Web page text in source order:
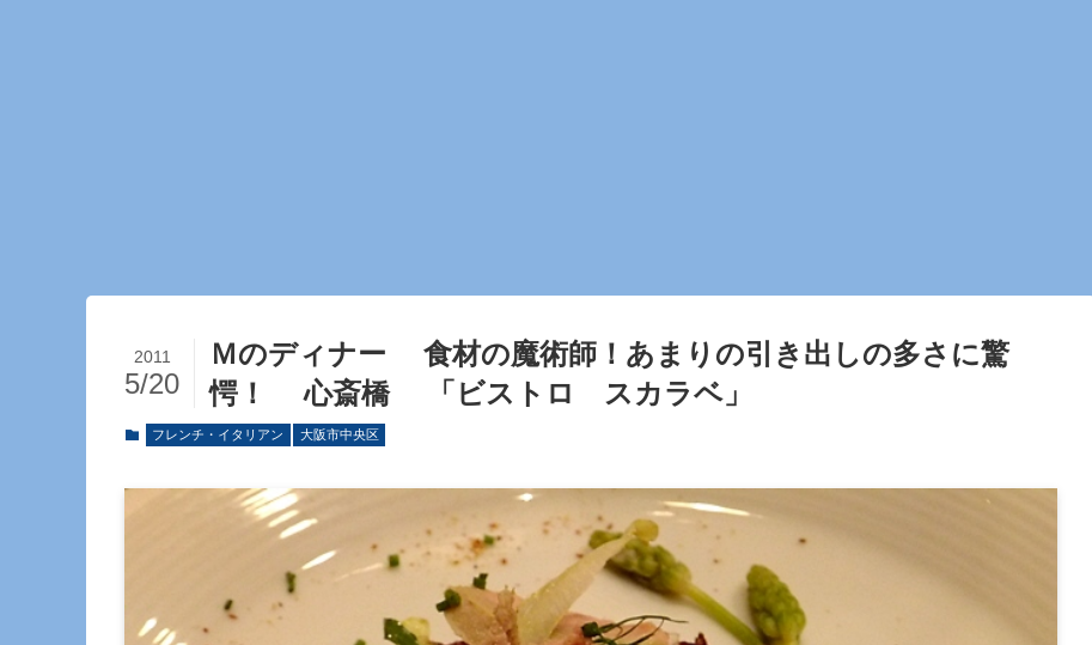
Ｍのディナー 食材の魔術師！あまりの引き出しの多さに驚
愕！ 心斎橋 「ビストロ スカラベ」
2011
5/20
フレンチ・イタリアン 大阪市中央区